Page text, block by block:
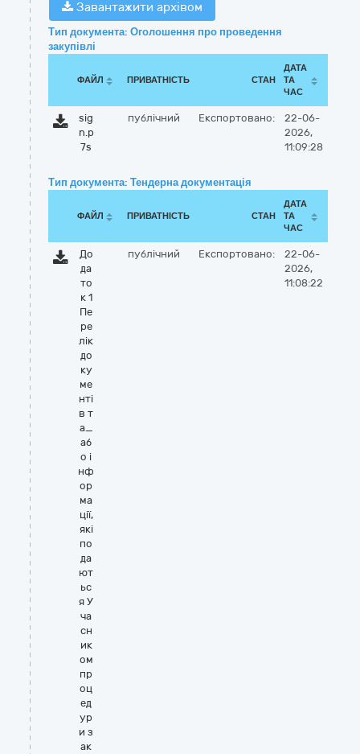
Завантажити архівом
Тип документа: Оголошення про проведення
закупівлі
ФАЙЛ ПРИВАТНІСТЬ СТАН
ДАТА
ТА
ЧАС
sig
n.p
7s
публічний Експортовано:
22-06-
2026,
11:09:28
Тип документа: Тендерна документація
ФАЙЛ ПРИВАТНІСТЬ СТАН
ДАТА
ТА
ЧАС
До
да
то
к 1
Пе
ре
лік
до
ку
ме
нті
в т
а_
аб
о і
нф
ор
ма
ції,
які
по
да
ют
ьс
я У
ча
сн
ик
ом
пр
оц
ед
ур
и з
ак
публічний Експортовано:
22-06-
2026,
11:08:22